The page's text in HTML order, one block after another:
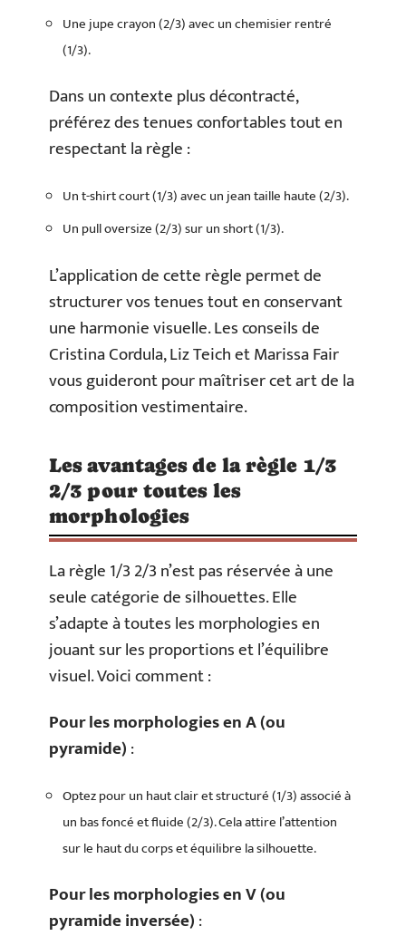
Une jupe crayon (2/3) avec un chemisier rentré
(1/3).
Dans un contexte plus décontracté,
préférez des tenues confortables tout en
respectant la règle :
Un t-shirt court (1/3) avec un jean taille haute (2/3).
Un pull oversize (2/3) sur un short (1/3).
L’application de cette règle permet de
structurer vos tenues tout en conservant
une harmonie visuelle. Les conseils de
Cristina Cordula, Liz Teich et Marissa Fair
vous guideront pour maîtriser cet art de la
composition vestimentaire.
Les avantages de la règle 1/3
2/3 pour toutes les
morphologies
La règle 1/3 2/3 n’est pas réservée à une
seule catégorie de silhouettes. Elle
s’adapte à toutes les morphologies en
jouant sur les proportions et l’équilibre
visuel. Voici comment :
Pour les morphologies en A (ou
pyramide):
Optez pour un haut clair et structuré (1/3) associé à
un bas foncé et fluide (2/3). Cela attire l’attention
sur le haut du corps et équilibre la silhouette.
Pour les morphologies en V (ou
pyramide inversée):